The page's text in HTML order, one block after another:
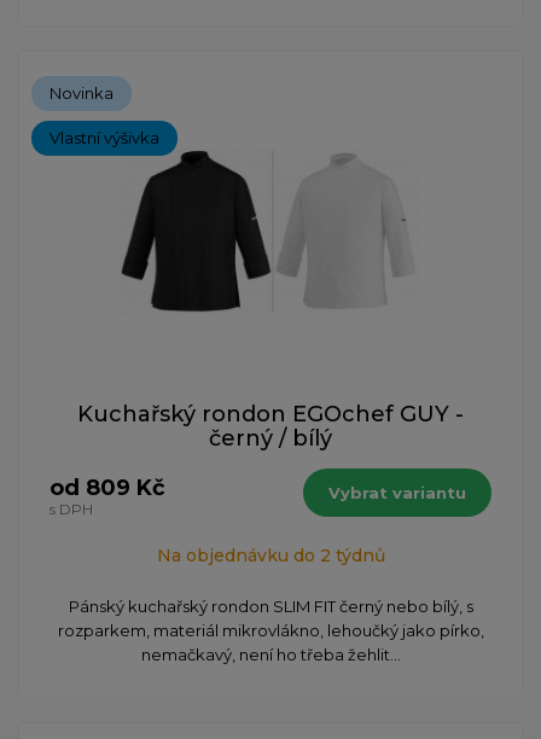
Novinka
Vlastní výšivka
Kuchařský rondon EGOchef GUY -
černý / bílý
od 809 Kč
s DPH
Vybrat variantu
Na objednávku do 2 týdnů
Pánský kuchařský rondon SLIM FIT černý nebo bílý, s
rozparkem, materiál mikrovlákno, lehoučký jako pírko,
nemačkavý, není ho třeba žehlit...